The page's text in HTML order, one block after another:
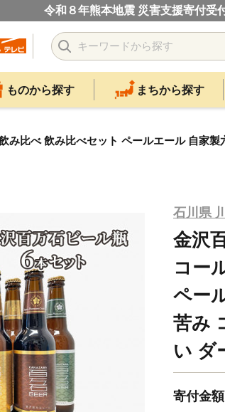
令和８年熊本地震 災害支援寄付受
ものから探す まちから探す
比べ 飲み比べセット ペールエール 自家
石川県
金沢
コー
ペー
苦み
い ダ
寄付金額